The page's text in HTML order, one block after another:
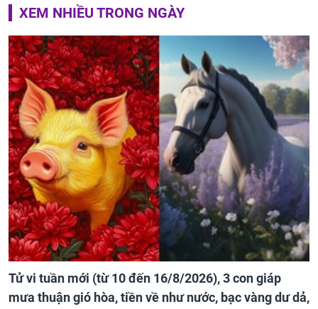
XEM NHIỀU TRONG NGÀY
Tử vi tuần mới (từ 10 đến 16/8/2026), 3 con giáp
mưa thuận gió hòa, tiền về như nước, bạc vàng dư dả,